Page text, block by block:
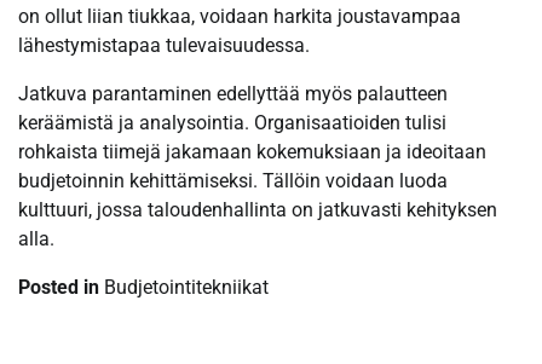
on ollut liian tiukkaa, voidaan harkita joustavampaa
lähestymistapaa tulevaisuudessa.
Jatkuva parantaminen edellyttää myös palautteen
keräämistä ja analysointia. Organisaatioiden tulisi
rohkaista tiimejä jakamaan kokemuksiaan ja ideoitaan
budjetoinnin kehittämiseksi. Tällöin voidaan luoda
kulttuuri, jossa taloudenhallinta on jatkuvasti kehityksen
alla.
Posted in Budjetointitekniikat